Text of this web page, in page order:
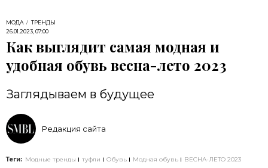
МОДА
ТРЕНДЫ
26.01.2023, 07:00
Как выглядит самая модная и
удобная обувь весна-лето 2023
Заглядываем в будущее
Редакция сайта
Теги: Модные тренды туфли Обувь Модная обувь ВЕСНА-ЛЕТО 2023